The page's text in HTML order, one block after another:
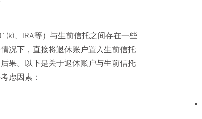
、IRA等）与生前信托之间存在一些
况下，直接将退休账户置入生前信托
果。以下是关于退休账户与生前信托
虑因素：